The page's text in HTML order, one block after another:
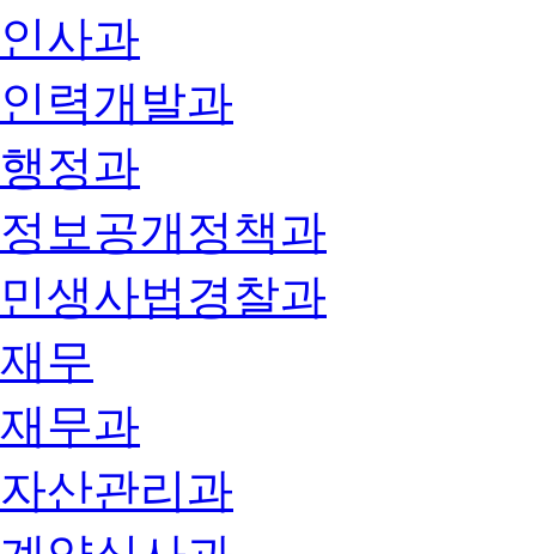
인사과
인력개발과
행정과
정보공개정책과
민생사법경찰과
재무
재무과
자산관리과